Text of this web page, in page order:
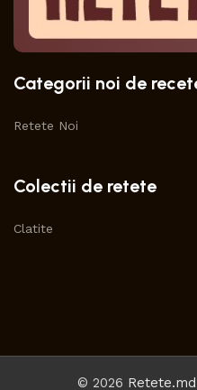
Categorii noi de
Retete Noi
Colectii de retete
Clatite
© 2026 Retete.md